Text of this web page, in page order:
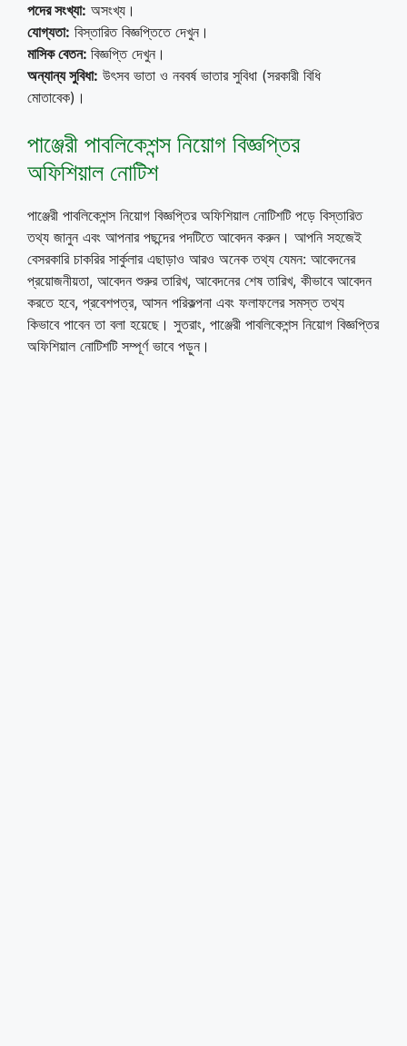
পদের সংখ্যা: অসংখ্য।
যোগ্যতা: বিস্তারিত বিজ্ঞপ্তিতে দেখুন।
মাসিক বেতন: বিজ্ঞপ্তি দেখুন।
অন্যান্য সুবিধা: উৎসব ভাতা ও নববর্ষ ভাতার সুবিধা (সরকারী বিধি
মোতাবেক)।
পাঞ্জেরী পাবলিকেশন্স নিয়োগ বিজ্ঞপ্তির
অফিশিয়াল নোটিশ
পাঞ্জেরী পাবলিকেশন্স নিয়োগ বিজ্ঞপ্তির অফিশিয়াল নোটিশটি পড়ে বিস্তারিত
তথ্য জানুন এবং আপনার পছন্দের পদটিতে আবেদন করুন। আপনি সহজেই
বেসরকারি চাকরির সার্কুলার এছাড়াও আরও অনেক তথ্য যেমন: আবেদনের
প্রয়োজনীয়তা, আবেদন শুরুর তারিখ, আবেদনের শেষ তারিখ, কীভাবে আবেদন
করতে হবে, প্রবেশপত্র, আসন পরিকল্পনা এবং ফলাফলের সমস্ত তথ্য
কিভাবে পাবেন তা বলা হয়েছে। সুতরাং, পাঞ্জেরী পাবলিকেশন্স নিয়োগ বিজ্ঞপ্তির
অফিশিয়াল নোটিশটি সম্পূর্ণ ভাবে পড়ুন।